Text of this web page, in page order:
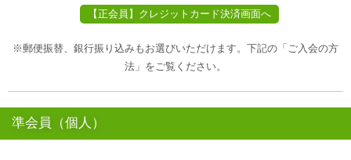
※郵便振替、銀行振り込みもお選びいただけます。下記の「ご入会の方
法」をご覧ください。
準会員（個人）